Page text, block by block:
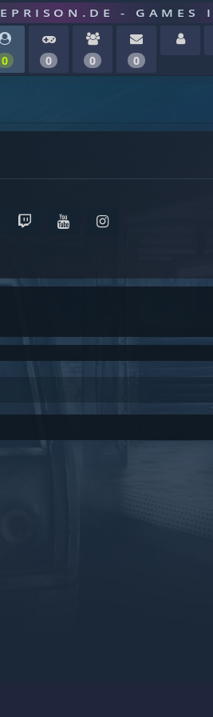
EPRISON.DE - GAMES
0 0 0 0